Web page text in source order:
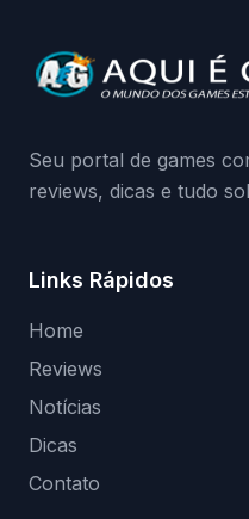
da Playground:
medidas contra
Seu portal de games
reviews, dicas e tudo
Links Rápidos
Home
Reviews
Notícias
Dicas
Contato